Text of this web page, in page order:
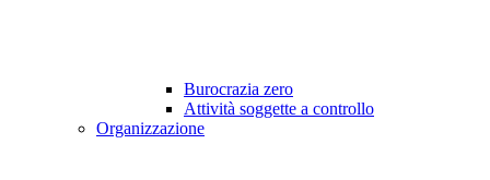
Burocrazia zero
Attività soggette a controllo
Organizzazione